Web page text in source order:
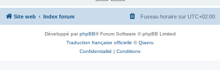
h
Site web Index forum Fuseau horaire sur UTC+02:00
Développé parphpBB® Forum Software © phpBB Limited
Traduction française officielle ©Qiaeru
Confidentialité | Conditions